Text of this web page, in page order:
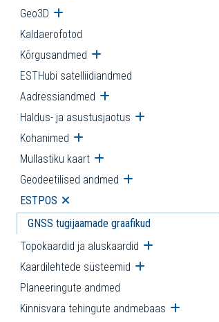
Geo3D Ava alammenüü
Kaldaerofotod
Kõrgusandmed Ava alammenüü
ESTHubi satelliidiandmed
Aadressiandmed Ava alammenüü
Haldus- ja asustusjaotus Ava
Kohanimed Ava alammenüü
Mullastiku kaart Ava alammenüü
Geodeetilised andmed Ava alammenüü
ESTPOS Ava alammenüü
GNSS tugijaamade graafikud
Topokaardid ja aluskaardid Ava
Kaardilehtede süsteemid Ava
Planeeringute andmed
Kinnisvara tehingute andmebaas Ava